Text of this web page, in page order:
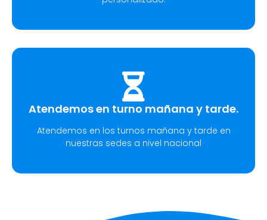
Atendemos en turno mañana y tarde.
Atendemos en los turnos mañana y tarde en
nuestras sedes a nivel nacional